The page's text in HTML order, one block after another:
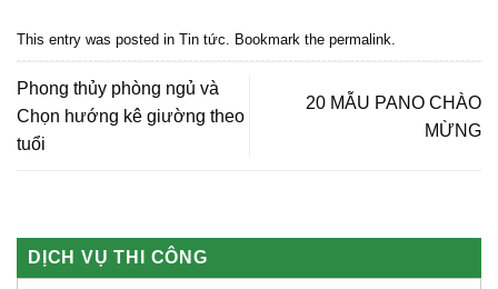
This entry was posted in Tin tức. Bookmark the permalink.
Phong thủy phòng ngủ và
Chọn hướng kê giường theo
tuổi
20 MẪU PANO CHÀO
MỪNG
DỊCH VỤ THI CÔNG